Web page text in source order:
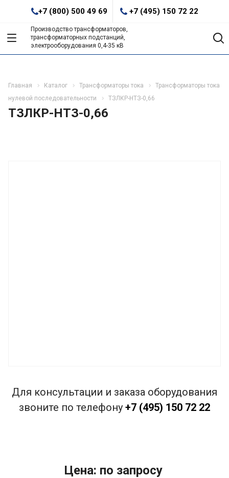
+7 (800) 500 49 69 +7 (495) 150 72 22
Производство трансформаторов,
трансформаторных подстанций,
электрооборудования 0,4-35 кВ
Главная Каталог Трансформаторы тока
Трансформаторы тока
нулевой последовательности
ТЗЛКР-НТЗ-0,66
ТЗЛКР-НТЗ-0,66
Для консультации и заказа оборудования
звоните по телефону +7 (495) 150 72 22
Цена: по запросу